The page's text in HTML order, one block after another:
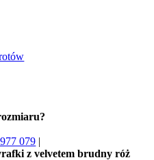
079 |
z velvetem brudny róż